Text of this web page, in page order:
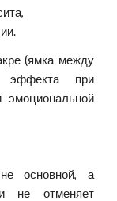
(ямка между
эффекта при
эмоциональной
основной, а
не отменяет